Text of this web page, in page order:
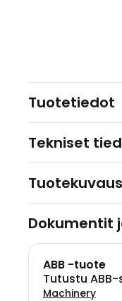
Tuotetiedot
Tekniset
Tuotekuvaus
Dokumentit
ABB -tuote
Tutustu
Machinery